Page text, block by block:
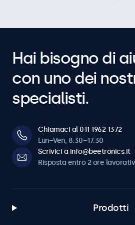
Hai bisogno di
con uno dei
specialisti.
Chiamaci al 011 1962 1372
Lun–Ven, 8:30–17:30
Scrivici a info@beetronics.it
Risposta entro 2 ore
Prodotti